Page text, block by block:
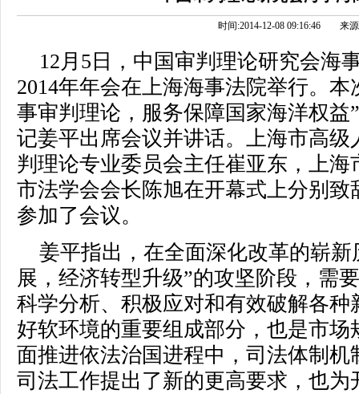
时间:2014-12-08 09:16:46 来
12月5日，中国审判理论研究会海
2014年年会在上海海事法院举行。
事审判理论，服务保障国家海洋权
记姜平出席会议并讲话。上海市高
判理论专业委员会主任崔亚东，上
市法学会会长陈旭在开幕式上分别
参加了会议。
姜平指出，在全面深化改革的崭
展，经济转型升级”的攻坚阶段，需
科学分析、积极应对和有效破解各
好软环境的重要组成部分，也是市
面推进依法治国进程中，司法体制
司法工作提出了新的更高要求，也